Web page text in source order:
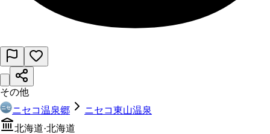
その他
ニセコ温泉郷
ニセコ東山温泉
北海道·北海道